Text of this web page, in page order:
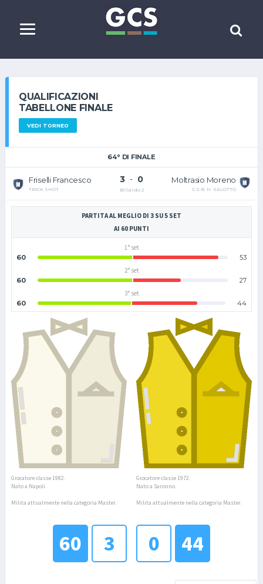
QUALIFICAZIONI
TABELLONE FINALE
VEDI TORNEO
64° DI FINALE
Friselli Francesco
TRICK SHOT
3 - 0
Biliardo 2
Moltrasio Moreno
C.S.B. N. SALOTTO
PARTITA AL MEGLIO DI 3 SU 5 SET
AI 60 PUNTI
1° set
60
53
2° set
60
27
3° set
60
44
Giocatore classe 1982.
Nato a Napoli.
Milita attualmente nella categoria Master.
Giocatore classe 1972.
Nato a Saronno.
Milita attualmente nella categoria Master.
3
60 0 44